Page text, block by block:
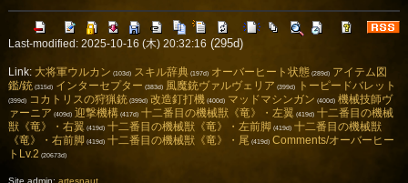
Last-modified: 2025-10-16 (木) 20:32:16 (295d)
Link: 大将軍ウルカン (103d) スキル辞典(197d) オーバーヒート状態(289d) アイテム図
鑑/銃 (315d) インターセプター (383d) 風魔銃ヴァルヴェリア (399d) トーピードバレット
(399d) コカトリスの狩猟銃 (399d) 改造釘打機(400d) マッドマシンガン (400d) 機械技師ヴ
ァーニア (409d) 迎撃機構(417d) 十二番目の機械獣《竜》・左翼 (419d) 十二番目の機械
獣《竜》・右翼 (419d) 十二番目の機械獣《竜》・左前脚 (419d) 十二番目の機械獣
《竜》・右前脚 (419d) 十二番目の機械獣《竜》・尾 (419d) Comments/オーバーヒー
トLv.2 (20673d)
Site admin: artesnaut